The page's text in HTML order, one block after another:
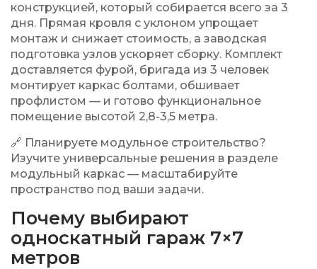
конструкцией, который собирается всего за 3
дня. Прямая кровля с уклоном упрощает
монтаж и снижает стоимость, а заводская
подготовка узлов ускоряет сборку. Комплект
доставляется фурой, бригада из 3 человек
монтирует каркас болтами, обшивает
профлистом — и готово функциональное
помещение высотой 2,8-3,5 метра.
🔗 Планируете модульное строительство?
Изучите универсальные решения в разделе
модульный каркас — масштабируйте
пространство под ваши задачи.
Почему выбирают
односкатный гараж 7×7
метров